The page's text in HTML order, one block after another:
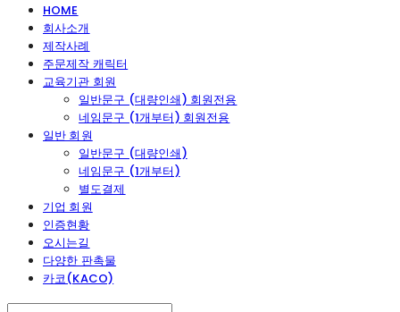
HOME
회사소개
제작사례
주문제작 캐릭터
교육기관 회원
일반문구 (대량인쇄) 회원전용
네임문구 (1개부터) 회원전용
일반 회원
일반문구 (대량인쇄)
네임문구 (1개부터)
별도결제
기업 회원
인증현황
오시는길
다양한 판촉물
카코(KACO)